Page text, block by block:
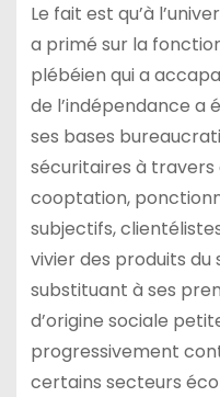
Le fait est qu’à
a primé sur la
plébéien qui a
de l’indépendance a
ses bases
sécuritaires à travers
cooptation,
subjectifs,
vivier des produits du
substituant à ses
d’origine sociale
progressivement
certains secteurs